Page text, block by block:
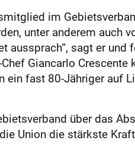
im
unter anderem auch
aussprach“, sagt er
Giancarlo
ein fast 80-Jähriger auf
über das
Union die stärkste